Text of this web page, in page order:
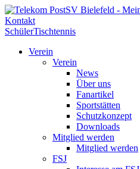
Kontakt
SchülerTischtennis
Verein
Verein
News
Über uns
Fanartikel
Sportstätten
Schutzkonzept
Downloads
Mitglied werden
Mitglied werden
FSJ